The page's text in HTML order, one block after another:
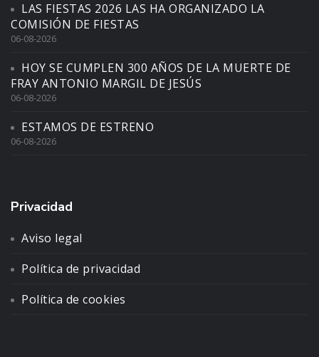
LAS FIESTAS 2026 LAS HA ORGANIZADO LA
COMISIÓN DE FIESTAS
06-08-2026
HOY SE CUMPLEN 300 AÑOS DE LA MUERTE DE
FRAY ANTONIO MARGIL DE JESÚS
06-08-2026
ESTAMOS DE ESTRENO
06-08-2026
Privacidad
Aviso legal
Política de privacidad
Política de cookies